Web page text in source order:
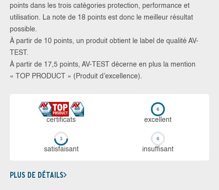
points dans les trois catégories protection, performance et
utilisation. La note de 18 points est donc le meilleur résultat
possible.
À partir de 10 points, un produit obtient le label de qualité AV-
TEST.
À partir de 17,5 points, AV-TEST décerne en plus la mention
« TOP PRODUCT » (Produit d’excellence).
certi­ficats ex­cellent
sa­tis­fai­sant in­suf­fi­sant
PLUS DE DÉTAILS